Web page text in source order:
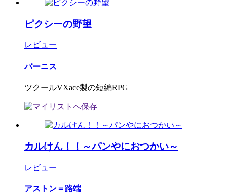
ピクシーの野望
レビュー
バーニス
ツクールVXace製の短編RPG
カルけん！！～パンやにおつかい～
レビュー
アストン＝路端